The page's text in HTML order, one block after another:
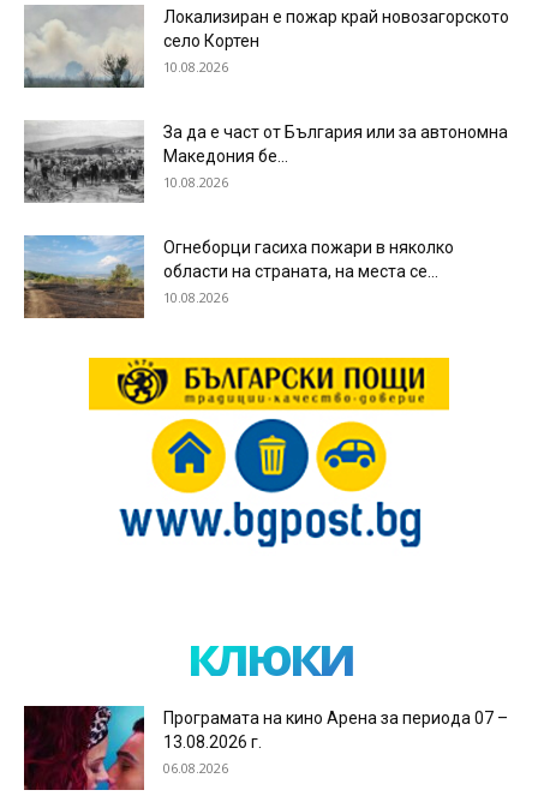
Локализиран е пожар край новозагорското
село Кортен
10.08.2026
За да е част от България или за автономна
Македония бе...
10.08.2026
Огнеборци гасиха пожари в няколко
области на страната, на места се...
10.08.2026
клюки
Програмата на кино Арена за периода 07 –
13.08.2026 г.
06.08.2026